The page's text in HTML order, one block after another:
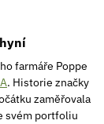
farmáře Poppe
. Historie značky
zaměřovala
svém portfoliu